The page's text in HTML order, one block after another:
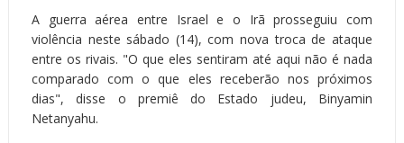
A guerra aérea entre Israel e o Irã prosseguiu com
violência neste sábado (14), com nova troca de ataque
entre os rivais. "O que eles sentiram até aqui não é nada
comparado com o que eles receberão nos próximos
dias", disse o premiê do Estado judeu, Binyamin
Netanyahu.